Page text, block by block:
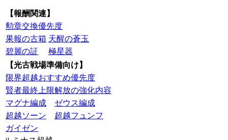
【報酬関連】
勲章交換優先度
果報の古箱 天醒の蒼玉
碧麗の証
極星器
【光古戦場準備向け】
限界超越おすすめ優先度
賢者最終上限解放の強化内容
マグナ編成
ゼウス編成
超越ソーン
超越フュンフ
ガイゼン